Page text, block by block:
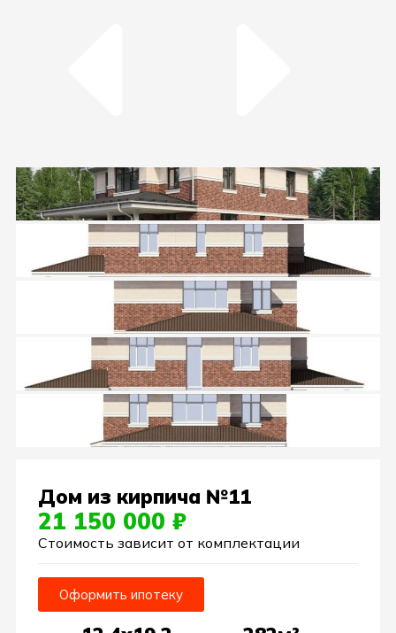
Дом из кирпича №11
21 150 000 ₽
Стоимость зависит от комплектации
Оформить ипотеку